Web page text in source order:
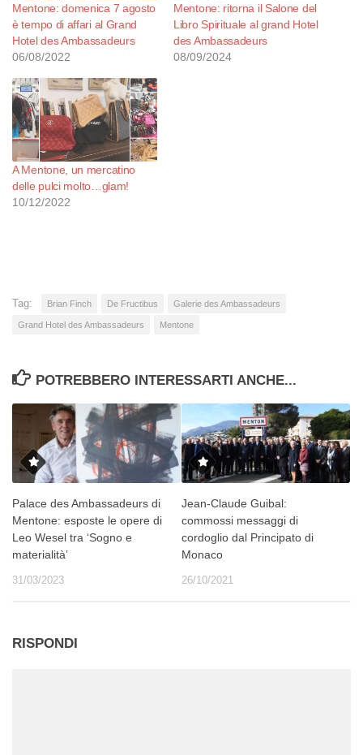
Mentone: domenica 7 agosto
è tempo di affari al Grand
Hotel des Ambassadeurs
06/08/2022
Mentone: ritorna il Salone del
Libro Spirituale al grand Hotel
des Ambassadeurs
08/09/2024
A Mentone, un mercatino
delle pulci molto…glam!
10/12/2022
Tag: Brian Finch De Fructibus Galerie des Ambassadeurs
Grand Hotel des Ambassadeurs Mentone
POTREBBERO INTERESSARTI ANCHE...
Palace des Ambassadeurs di
Mentone: esposte le opere di
Leo Wesel tra ‘Sogno e
materialità’
31/03/2023
Jean-Claude Guibal:
commossi messaggi di
cordoglio dal Principato di
Monaco
26/10/2021
RISPONDI